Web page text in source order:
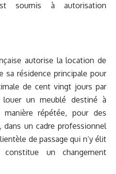
soumis à autorisation
autorise la location de
sa résidence principale pour
de cent vingt jours par
un meublé destiné à
manière répétée, pour des
dans un cadre professionnel
de passage qui n’y élit
un changement